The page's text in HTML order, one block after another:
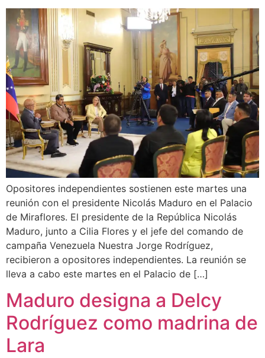
Opositores independientes sostienen este martes una
reunión con el presidente Nicolás Maduro en el Palacio
de Miraflores. El presidente de la República Nicolás
Maduro, junto a Cilia Flores y el jefe del comando de
campaña Venezuela Nuestra Jorge Rodríguez,
recibieron a opositores independientes. La reunión se
lleva a cabo este martes en el Palacio de […]
Maduro designa a Delcy
Rodríguez como madrina de
Lara